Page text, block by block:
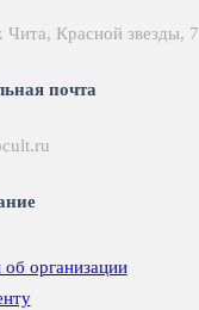
Чита, Красной звезды, 7
почта
организации